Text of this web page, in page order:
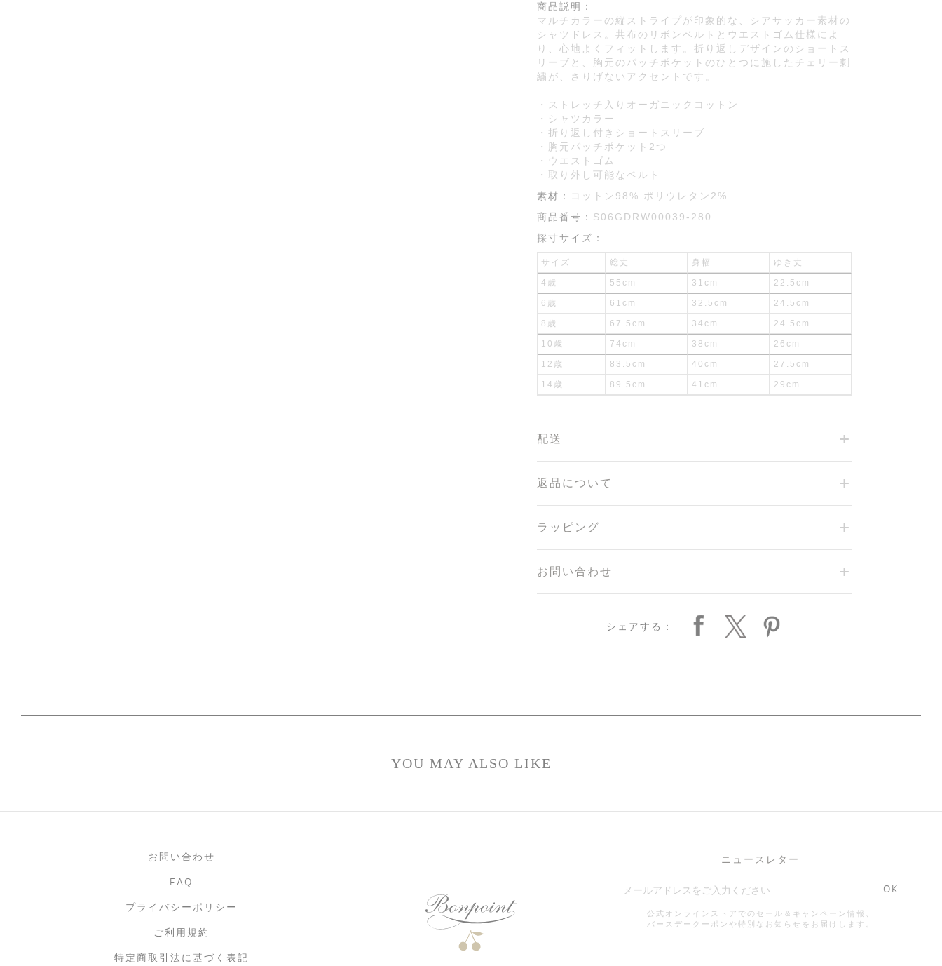
商品説明：
マルチカラーの縦ストライプが印象的な、シアサッカー素材の
シャツドレス。共布のリボンベルトとウエストゴム仕様によ
り、心地よくフィットします。折り返しデザインのショートス
リーブと、胸元のパッチポケットのひとつに施したチェリー刺
繍が、さりげないアクセントです。
・ストレッチ入りオーガニックコットン
・シャツカラー
・折り返し付きショートスリーブ
・胸元パッチポケット2つ
・ウエストゴム
・取り外し可能なベルト
素材：
コットン98% ポリウレタン2%
商品番号： S06GDRW00039-280
採寸サイズ：
サイズ 総丈 身幅 ゆき丈
4歳 55cm 31cm 22.5cm
6歳 61cm 32.5cm 24.5cm
8歳 67.5cm 34cm 24.5cm
10歳 74cm 38cm 26cm
12歳 83.5cm 40cm 27.5cm
14歳 89.5cm 41cm 29cm
配送
返品について
ラッピング
お問い合わせ
シェアする：
YOU MAY ALSO LIKE
お問い合わせ
FAQ
プライバシーポリシー
ご利用規約
特定商取引法に基づく表記
ニュースレター
OK
公式オンラインストアでのセール＆キャンペーン情報、
バースデークーポンや特別なお知らせをお届けします。